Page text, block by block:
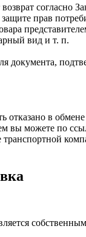
согласно
прав
вид и т. п.
документа,
в
вы можете по
транспортной